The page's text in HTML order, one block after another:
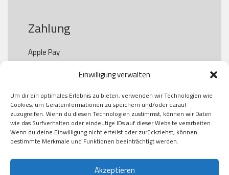
Einwilligung verwalten
Um dir ein optimales Erlebnis zu bieten, verwenden wir Technologien wie
Cookies, um Geräteinformationen zu speichern und/oder darauf
zuzugreifen. Wenn du diesen Technologien zustimmst, können wir Daten
wie das Surfverhalten oder eindeutige IDs auf dieser Website verarbeiten.
Wenn du deine Einwilligung nicht erteilst oder zurückziehst, können
bestimmte Merkmale und Funktionen beeinträchtigt werden.
Akzeptieren
Zahlung
Apple Pay
Paypal
Kauf auf Rechung
Klarna
American Express